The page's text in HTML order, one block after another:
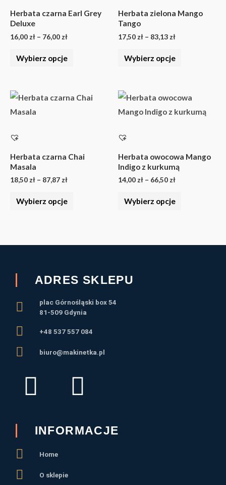
Herbata czarna Earl Grey
Deluxe
16,00 zł – 76,00 zł
Wybierz opcje
wariantów.
produktu
Herbata zielona Mango
Tango
17,50 zł – 83,13 zł
Wybierz opcje
wariantów.
produktu
Herbata czarna Chai
Masala
18,50zł – 87,87zł
Zakres
cen:
Wybierz opcje
Ten
wariantów.
Herbata owocowa Mango
Indigo z kurkumą
14,00zł – 66,50zł
cen:
od
Wybierz opcje
Ten
produkt
wariantów.
ADRES SKLEPU
plac Górnośląski box 54
81-509 Gdynia
+48 537 557 084
biuro@makinetka.pl
F
c
e
I
s
INFORMACJE
Home
O sklepie